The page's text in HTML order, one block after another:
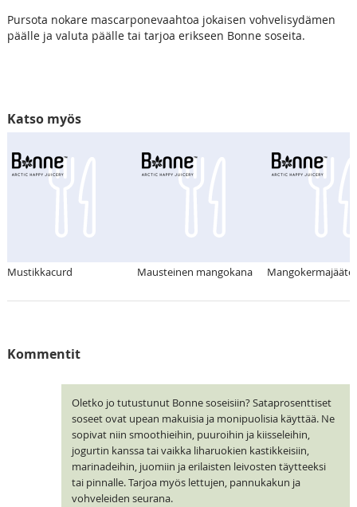
Pursota nokare mascarponevaahtoa jokaisen vohvelisydämen
päälle ja valuta päälle tai tarjoa erikseen Bonne soseita.
Katso myös
Mustikkacurd Mausteinen mangokana
Kommentit
Oletko jo tutustunut Bonne soseisiin? Sataprosenttiset
soseet ovat upean makuisia ja monipuolisia käyttää. Ne
sopivat niin smoothieihin, puuroihin ja kiisseleihin,
jogurtin kanssa tai vaikka liharuokien kastikkeisiin,
marinadeihin, juomiin ja erilaisten leivosten täytteeksi
tai pinnalle. Tarjoa myös lettujen, pannukakun ja
vohveleiden seurana.